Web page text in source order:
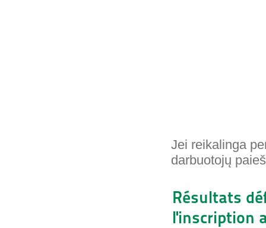
Jei reikalinga
darbuotojų
Résultats
l'inscription